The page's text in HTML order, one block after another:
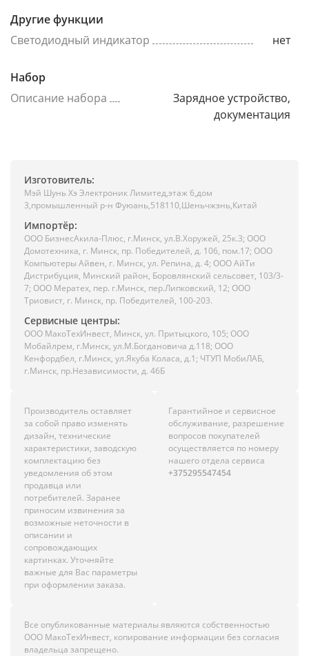
Другие функции
Светодиодный индикатор
нет
Набор
Описание набора
Зарядное устройство,
документация
Изготовитель:
Мэй Шунь Хэ Электроник Лимитед,этаж 6,дом
3,промышленный р-н Фуюань,518110,Шеньчжэнь,Китай
Импортёр:
ООО БизнесАкила-Плюc, г.Минск, ул.В.Хоружей, 25к.3; ООО
Домотехника, г. Минск, пр. Победителей, д. 106, пом.17; ООО
Компьютеры Айвен, г. Минск, ул. Репина, д. 4; ООО АйТи
Дистрибуция, Минский район, Боровлянский сельсовет, 103/3-
7; ООО Мератех, пер. г.Минск, пер.Липковский, 12; ООО
Триовист, г. Минск, пр. Победителей, 100-203.
Сервисные центры:
ООО МакоТехИнвест, Минск, ул. Притыцкого, 105; ООО
Мобайлрем, г.Минск, ул.М.Богдановича д.118; ООО
Кенфордбел, г.Минск, ул.Якуба Коласа, д.1; ЧТУП МобиЛАБ,
г.Минск, пр.Независимости, д. 46Б
Производитель оставляет
за собой право изменять
дизайн, технические
характеристики, заводскую
комплектацию без
уведомления об этом
продавца или
потребителей. Заранее
приносим извинения за
возможные неточности в
описании и
сопровождающих
картинках. Уточняйте
важные для Вас параметры
при оформлении заказа.
Гарантийное и сервисное
обслуживание, разрешение
вопросов покупателей
осуществляется по номеру
нашего отдела сервиса
+375295547454
Все опубликованные материалы являются собственностью
ООО МакоТехИнвест, копирование информации без согласия
владельца запрещено.